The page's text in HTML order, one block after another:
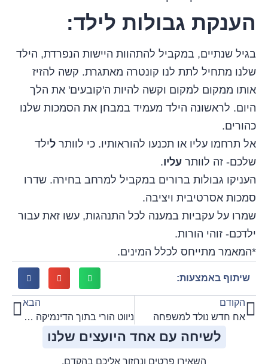
הענקת גבולות לילד:
בגיל שנתיים, במקביל להתהוות היישות הנפרדת, הילד
שלנו מתחיל לתת לנו קונטרה מאתגרת. קשה להזיז
אותו ממקום למקום וקשה להיות ה'קובעים' את הלך
היום. לראשונה הילד מעמיד במבחן את הסמכות שלנו
כהורים.
אל תרחמו עליו או תכנעו להוראותיו. כי לוותר לילד
שלכם- זה לוותר עליו.
העניקו גבולות ברורים במקביל למרחב בחירה. שדרו
סמכות אסרטיבית ויציבה.
שמרו על עקביות במענה לכל התנהגות, עשו זאת עבור
ילדכם- זוהי הורות.
*המאמר מתייחס לכלל המינים.
שיתוף באמצעות:
הקודם
אח חדש נולד למשפחה
הבא
ניווט הורי בתוך הדינמיקה בין ילדים במשפחה מורכבת
לשיחה עם אחד היועצים שלנו
השאירו פרטים ונחזור אליכם בהקדם.